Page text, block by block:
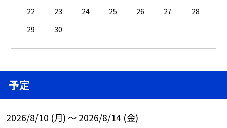
22
23 24 25 26 27
28
29
30
予定
2026/8/10 (月) ～ 2026/8/14 (金)